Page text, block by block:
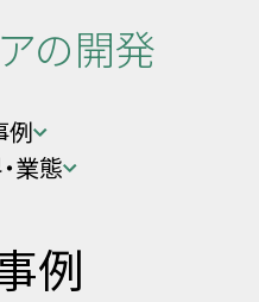
の開発
例
業態
例